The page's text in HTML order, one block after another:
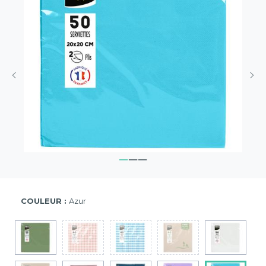
COULEUR : Azur